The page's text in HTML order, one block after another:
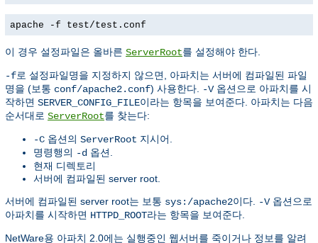
apache -f test/test.conf
이 경우 설정파일은 올바른 ServerRoot를 설정해야 한다.
-f로 설정파일명을 지정하지 않으면, 아파치는 서버에 컴파일된 파일
명을 (보통 conf/apache2.conf) 사용한다. -V옵션으로 아파치를 시
작하면 SERVER_CONFIG_FILE이라는 항목을 보여준다. 아파치는 다음
순서대로 ServerRoot를 찾는다:
-C 옵션의 ServerRoot 지시어.
명령행의 -d 옵션.
현재 디렉토리
서버에 컴파일된 server root.
서버에 컴파일된 server root는 보통 sys:/apache2이다. -V옵션으로
아파치를 시작하면 HTTPD_ROOT라는 항목을 보여준다.
NetWare용 아파치 2.0에는 실행중인 웹서버를 죽이거나 정보를 알려